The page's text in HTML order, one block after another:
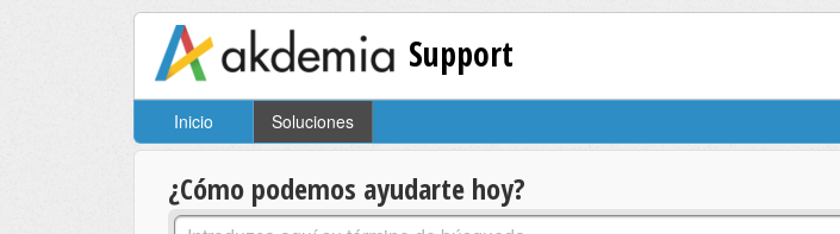
Support
Inicio Soluciones
¿Cómo podemos ayudarte hoy?